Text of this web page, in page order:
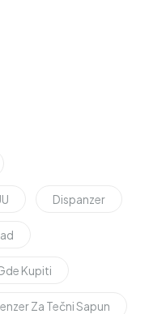
Dispanzer
Kupiti
Za Tečni Sapun